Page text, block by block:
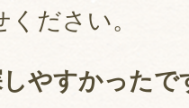
ださい。
やすかったで